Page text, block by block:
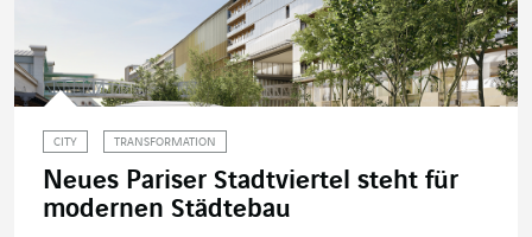
CITY TRANSFORMATION
Neues Pariser Stadtviertel steht für
modernen Städtebau